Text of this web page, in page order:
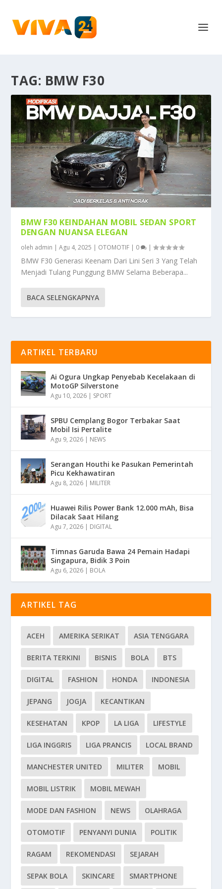
TAG: BMW F30
BMW F30 KEINDAHAN MOBIL SEDAN SPORT
DENGAN NUANSA ELEGAN
oleh admin |Agu 4, 2025 | OTOMOTIF | 0 |
BMW F30 Generasi Keenam Dari Lini Seri 3 Yang Telah
Menjadi Tulang Punggung BMW Selama Beberapa...
BACA SELENGKAPNYA
ARTIKEL TERBARU
Ai Ogura Ungkap Penyebab Kecelakaan di
MotoGP Silverstone
Agu 10, 2026 | SPORT
SPBU Cemplang Bogor Terbakar Saat
Mobil Isi Pertalite
Agu 9, 2026 | NEWS
Serangan Houthi ke Pasukan Pemerintah
Picu Kekhawatiran
Agu 8, 2026 | MILITER
Huawei Rilis Power Bank 12.000 mAh, Bisa
Dilacak Saat Hilang
Agu 7, 2026 | DIGITAL
Timnas Garuda Bawa 24 Pemain Hadapi
Singapura, Bidik 3 Poin
Agu 6, 2026 | BOLA
ARTIKEL TAG
ACEH AMERIKA SERIKAT ASIA TENGGARA
BERITA TERKINI BISNIS BOLA BTS
DIGITAL FASHION HONDA INDONESIA
JEPANG JOGJA KECANTIKAN
KESEHATAN KPOP LA LIGA LIFESTYLE
LIGA INGGRIS LIGA PRANCIS LOCAL BRAND
MANCHESTER UNITED MILITER MOBIL
MOBIL LISTRIK MOBIL MEWAH
MODE DAN FASHION NEWS OLAHRAGA
OTOMOTIF PENYANYI DUNIA POLITIK
RAGAM REKOMENDASI SEJARAH
SEPAK BOLA SKINCARE SMARTPHONE